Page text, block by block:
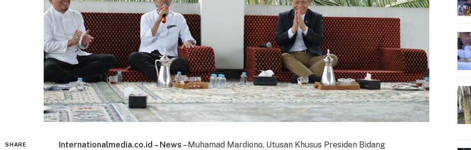
SHARE Internationalmedia.co.id – News – Muhamad Mardiono, Utusan Khusus Presiden Bidang